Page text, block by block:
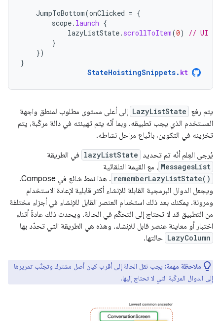
JumpToBottom(onClicked = {
scope. launch {
lazyListState. scrollToItem(0)
// UI
}
})
}
StateHoistingSnippets. kt
يتم رفع LazyListState إلى أعلى مستوى مطلوب لمنطق واجهة
المستخدم الذي يجب تطبيقه. وبما أنّه يتم تهيئته في دالة مركّبة، يتم
تخزينه في التكوين، باتّباع مراحل نشاطه.
يُرجى العِلم أنّه تم تحديد lazyListState في الطريقة
MessagesList ، مع القيمة التلقائية
rememberLazyListState()
. هذا نمط شائع في Compose.
ويجعل الدوال البرمجية القابلة للإنشاء أكثر قابلية لإعادة الاستخدام
ومرونة. يمكنك بعد ذلك استخدام العنصر القابل للإنشاء في أجزاء مختلفة
من التطبيق قد لا تحتاج إلى التحكّم في الحالة. ويحدث ذلك عادةً أثناء
اختبار أو معاينة عنصر قابل للإنشاء. وهذه هي الطريقة التي تحدّد بها
LazyColumn حالتها.
ملاحظة مهمة: يجب نقل الحالة إلى أقرب كيان أصل مشترك وتجنُّب تمريرها
إلى الدوال المركّبة التي لا تحتاج إليها.